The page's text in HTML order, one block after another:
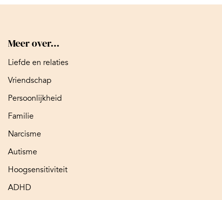
Meer over...
Liefde en relaties
Vriendschap
Persoonlijkheid
Familie
Narcisme
Autisme
Hoogsensitiviteit
ADHD